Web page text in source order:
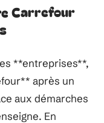
Carrefour
**entreprises**,
après un
aux démarches
En